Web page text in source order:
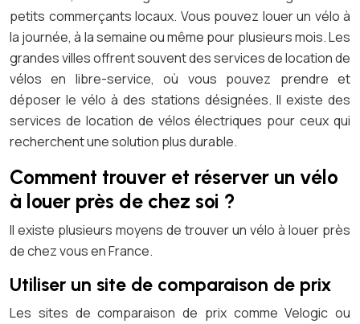
petits commerçants locaux. Vous pouvez louer un vélo à
la journée, à la semaine ou même pour plusieurs mois. Les
grandes villes offrent souvent des services de location de
vélos en libre-service, où vous pouvez prendre et
déposer le vélo à des stations désignées. Il existe des
services de location de vélos électriques pour ceux qui
recherchent une solution plus durable.
Comment trouver et réserver un vélo
à louer près de chez soi ?
Il existe plusieurs moyens de trouver un vélo à louer près
de chez vous en France.
Utiliser un site de comparaison de prix
Les sites de comparaison de prix comme Velogic ou